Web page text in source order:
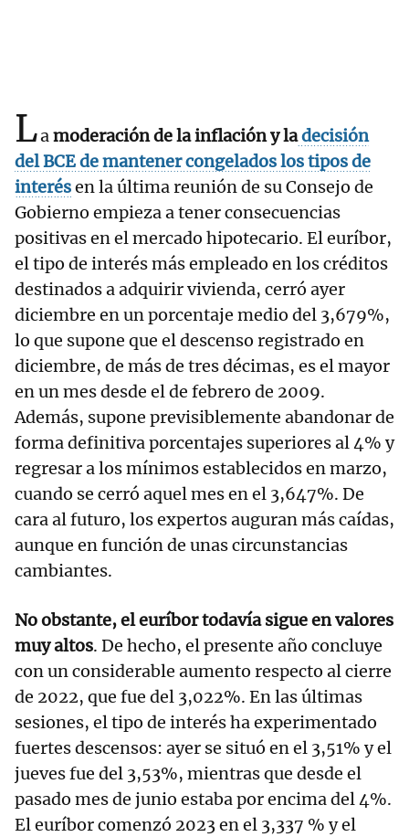
Lamoderación de la inflacióny ladecisión
del BCE de mantener congelados los tipos de
interésen la última reunión de su Consejo de
Gobierno empieza a tener consecuencias
positivas en el mercado hipotecario. El euríbor,
el tipo de interés más empleado en los créditos
destinados a adquirir vivienda, cerró ayer
diciembre en un porcentaje medio del 3,679%,
lo que supone que el descenso registrado en
diciembre, de más de tres décimas, es el mayor
en un mes desde el de febrero de 2009.
Además, supone previsiblemente abandonar de
forma definitiva porcentajes superiores al 4% y
regresar a los mínimos establecidos en marzo,
cuando se cerró aquel mes en el 3,647%. De
cara al futuro, los expertos auguran más caídas,
aunque en función de unas circunstancias
cambiantes.
No obstante, el euríbor todavía sigue en valores
muy altos. De hecho, el presente año concluye
con un considerable aumento respecto al cierre
de 2022, que fue del 3,022%. En las últimas
sesiones, el tipo de interés ha experimentado
fuertes descensos: ayer se situó en el 3,51% y el
jueves fue del 3,53%, mientras que desde el
pasado mes de junio estaba por encima del 4%.
El euríbor comenzó 2023 en el 3,337 % y el